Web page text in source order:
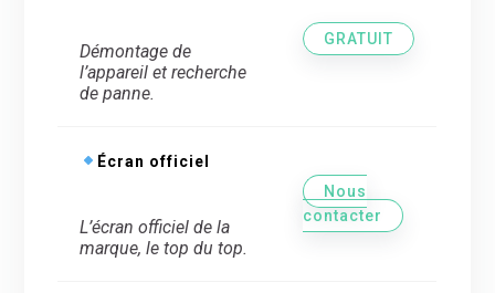
Démontage de
l’appareil et recherche
de panne.
GRATUIT
Écran officiel
L’écran officiel de la
marque, le top du top.
Nous
contacter